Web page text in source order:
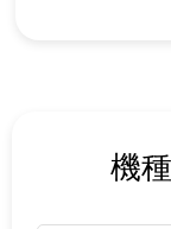
機